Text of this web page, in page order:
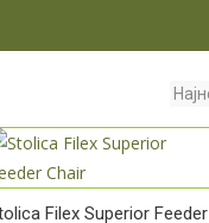
Filex Superior Feeder